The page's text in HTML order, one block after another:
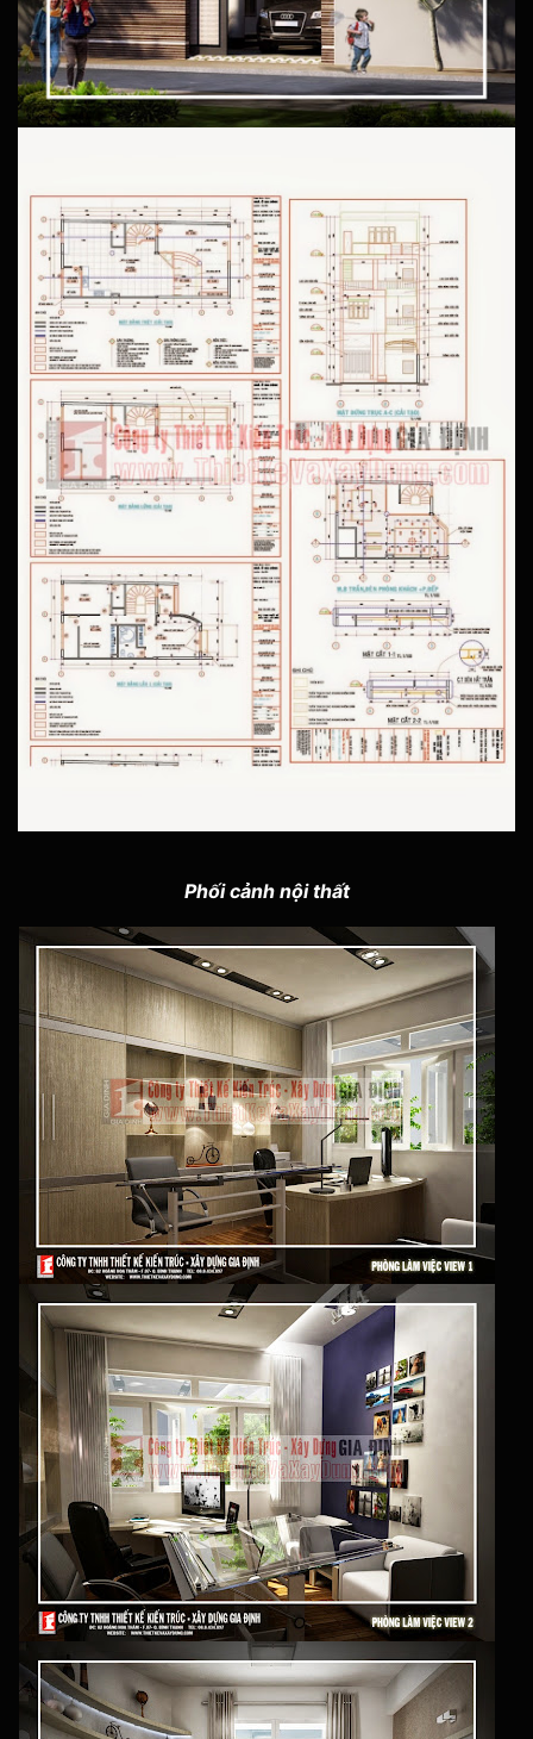
Phối cảnh nội thất